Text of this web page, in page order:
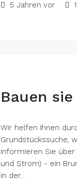
5 Jahren vor 1
Bauen
Wir helfen Ihnen
Grundstückssuche,
informieren Sie über
und Strom) - ein
in der...